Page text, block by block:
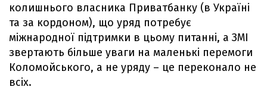
колишнього власника Приватбанку (в Україні
та за кордоном), що уряд потребує
міжнародної підтримки в цьому питанні, а ЗМІ
звертають більше уваги на маленькі перемоги
Коломойського, а не уряду – це переконало не
всіх.